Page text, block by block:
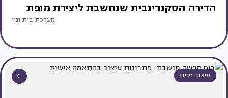
הדירה הסקנדינבית שנחשבת ליצירת מופת
מערכת בית ונוי
עיצוב פנים